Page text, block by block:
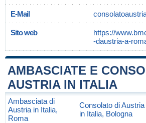
E-Mail
Sito web
https://
-daustria-a-
AMBASCIATE E
AUSTRIA IN ITALIA
Ambasciata di
Austria in Italia,
Roma
Consolato di Austria
in Italia, Bologna